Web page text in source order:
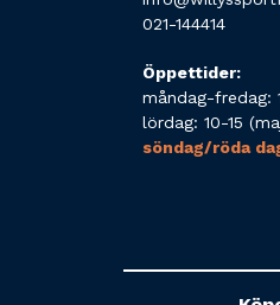
021-144414
Öppettider:
måndag-fredag:
lördag: 10-15
söndag/röda